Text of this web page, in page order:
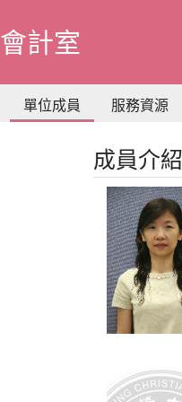
會計室
單位成員 服務資源
成員介紹